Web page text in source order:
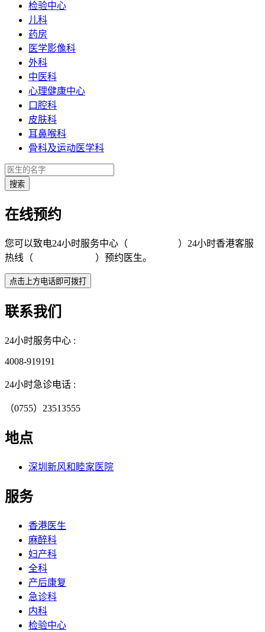
检验中心
儿科
药房
医学影像科
外科
中医科
心理健康中心
口腔科
皮肤科
耳鼻喉科
骨科及运动医学科
在线预约
您可以致电24小时服务中心（
）24小时香港客服
热线（
）预约医生。
联系我们
24小时服务中心 :
4008-919191
24小时急诊电话 :
（0755）23513555
地点
深圳新风和睦家医院
服务
香港医生
麻醉科
妇产科
全科
产后康复
急诊科
内科
检验中心